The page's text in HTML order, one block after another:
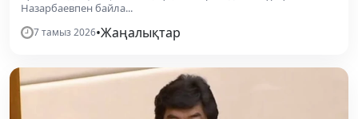
Назарбаевпен байла...
7 тамыз 2026•Жаңалықтар